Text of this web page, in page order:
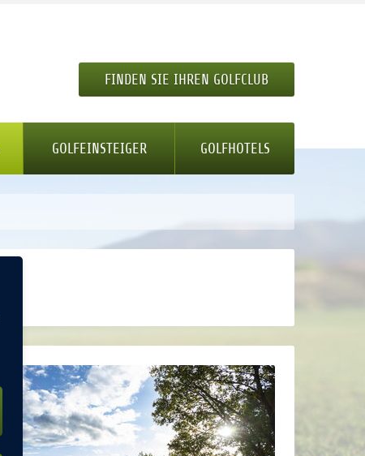
FINDEN SIE IHREN GOLFCLUB
GOLFEINSTEIGER GOLFHOTELS